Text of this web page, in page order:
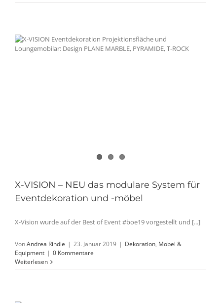
X-VISION – NEU das modulare System für
Eventdekoration und -möbel
X-Vision wurde auf der Best of Event #boe19 vorgestellt und [...]
VonAndrea Rindle | 23. Januar 2019 | Dekoration, Möbel &
Equipment | 0 Kommentare
Weiterlesen